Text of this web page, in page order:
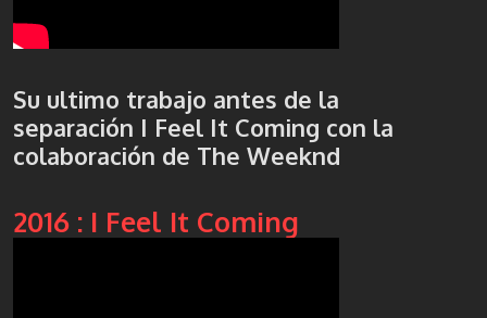
Su ultimo trabajo antes de la
separación I Feel It Coming con la
colaboración de The Weeknd
2016 : I Feel It Coming